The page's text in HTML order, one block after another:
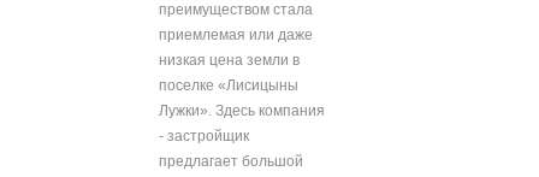
преимуществом стала
приемлемая или даже
низкая цена земли в
поселке «Лисицыны
Лужки». Здесь компания
- застройщик
предлагает большой